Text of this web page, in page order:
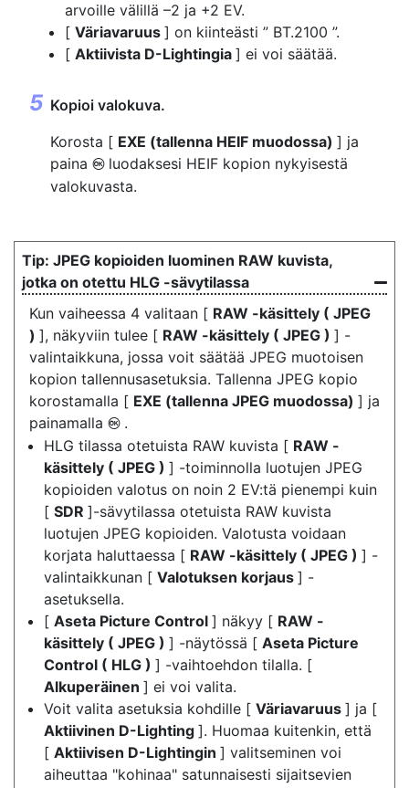
arvoille välillä –2 ja +2 EV.
[ Väriavaruus ] on kiinteästi ” BT.2100 ”.
[ Aktiivista D-Lightingia ] ei voi säätää.
Kopioi valokuva.
Korosta [ EXE (tallenna HEIF muodossa) ] ja
paina J luodaksesi HEIF kopion nykyisestä
valokuvasta.
JPEG kopioiden luominen RAW kuvista,
jotka on otettu HLG -sävytilassa
Kun vaiheessa 4 valitaan [ RAW -käsittely ( JPEG
) ], näkyviin tulee [ RAW -käsittely ( JPEG ) ] -
valintaikkuna, jossa voit säätää JPEG muotoisen
kopion tallennusasetuksia. Tallenna JPEG kopio
korostamalla [ EXE (tallenna JPEG muodossa) ] ja
painamalla J .
HLG tilassa otetuista RAW kuvista [ RAW -
käsittely ( JPEG ) ] -toiminnolla luotujen JPEG
kopioiden valotus on noin 2 EV:tä pienempi kuin
[ SDR ]-sävytilassa otetuista RAW kuvista
luotujen JPEG kopioiden. Valotusta voidaan
korjata haluttaessa [ RAW -käsittely ( JPEG ) ] -
valintaikkunan [ Valotuksen korjaus ] -
asetuksella.
[ Aseta Picture Control ] näkyy [ RAW -
käsittely ( JPEG ) ] -näytössä [ Aseta Picture
Control ( HLG ) ] -vaihtoehdon tilalla. [
Alkuperäinen ] ei voi valita.
Voit valita asetuksia kohdille [ Väriavaruus ] ja [
Aktiivinen D-Lighting ]. Huomaa kuitenkin, että
[ Aktiivisen D-Lightingin ] valitseminen voi
aiheuttaa "kohinaa" satunnaisesti sijaitsevien